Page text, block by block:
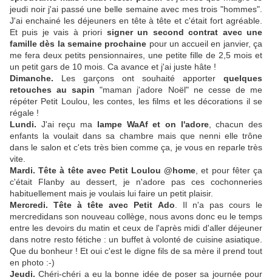
jeudi noir j'ai passé une belle semaine avec mes trois "hommes".
J'ai enchainé les déjeuners en tête à tête et c'était fort agréable.
Et puis je vais à priori signer un second contrat avec une
famille dès la semaine prochaine pour un accueil en janvier, ça
me fera deux petits pensionnaires, une petite fille de 2,5 mois et
un petit gars de 10 mois. Ca avance et j'ai juste hâte !
Dimanche. Les garçons ont souhaité apporter quelques
retouches au sapin "maman j'adore Noël" ne cesse de me
répéter Petit Loulou, les contes, les films et les décorations il se
régale !
Lundi. J'ai reçu ma lampe WaAf et on l'adore, chacun des
enfants la voulait dans sa chambre mais que nenni elle trône
dans le salon et c'ets très bien comme ça, je vous en reparle très
vite.
Mardi.Tête à tête avec Petit Loulou @home , et pour fêter ça
c'était Flanby au dessert, je n'adore pas ces cochonneries
habituellement mais je voulais lui faire un petit plaisir.
Mercredi.
Tête à tête avec Petit Ado . Il n'a pas cours le
mercredidans son nouveau collège, nous avons donc eu le temps
entre les devoirs du matin et ceux de l'après midi d'aller déjeuner
dans notre resto fétiche : un buffet à volonté de cuisine asiatique.
Que du bonheur ! Et oui c'est le digne fils de sa mère il prend tout
en photo :-)
Jeudi.Chéri-chéri a eu la bonne idée de poser sa journée pour